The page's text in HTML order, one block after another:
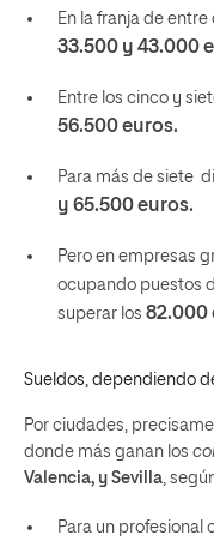
En la franja de
33.500 y 43.000
Entre los cinco y
56.500euros.
Para más de siete
y 65.500euros.
Pero en empresas
ocupando puestos
superar los 82.000
Sueldos, dependiendo
Por ciudades,
donde más ganan los
Valencia, y Sevilla,
Para un profesional